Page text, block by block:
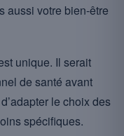
aussi votre bien-être
unique. Il serait
de santé avant
le choix des
spécifiques.